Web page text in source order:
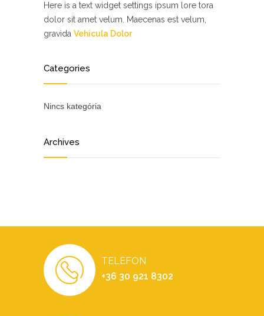
Here is a text widget settings ipsum lore tora
dolor sit amet velum. Maecenas est velum,
gravida Vehicula Dolor
Categories
Nincs kategória
Archives
TELEFON
+36 30 921 8302